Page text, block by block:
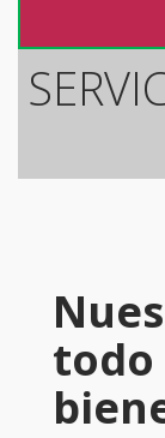
todo